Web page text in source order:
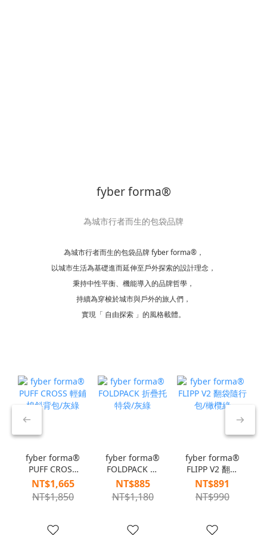
fyber forma®
為城市行者而生的包袋品牌
為城市行者而生的包袋品牌 fyber forma®，
以城市生活為基礎進而延伸至戶外探索的設計理念，
秉持中性平衡、機能導入的品牌哲學，
持續為穿梭於城市與戶外的旅人們，
實現「 自由探索 」的風格載體。
fyber forma®
PUFF CROSS
輕鋪棉斜背包/
灰綠
NT$1,665
NT$1,850
fyber forma®
FOLDPACK 折
疊托特袋/灰綠
NT$885
NT$1,180
fyber forma®
FLIPP V2 翻袋
隨行包/橄欖綠
NT$891
NT$990